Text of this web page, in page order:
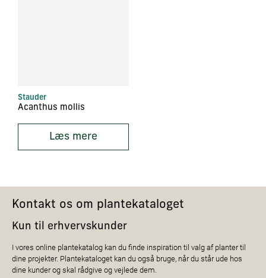
Stauder
Acanthus mollis
Læs mere
Kontakt os om plantekataloget
Kun til erhvervskunder
I vores online plantekatalog kan du finde inspiration til valg af planter til
dine projekter. Plantekataloget kan du også bruge, når du står ude hos
dine kunder og skal rådgive og vejlede dem.